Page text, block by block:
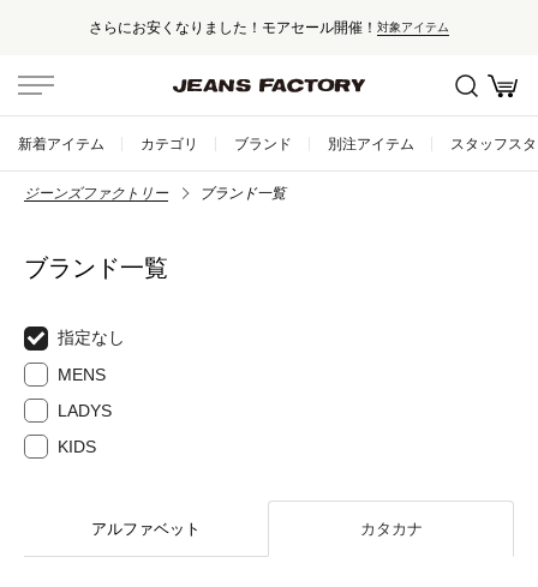
さらにお安くなりました！モアセール開催！ 対象アイテム
新着アイテム カテゴリ ブランド 別注アイテム スタッフス
ジーンズファクトリー ブランド一覧
ブランド一覧
指定なし
MENS
LADYS
KIDS
アルファベット カタカナ